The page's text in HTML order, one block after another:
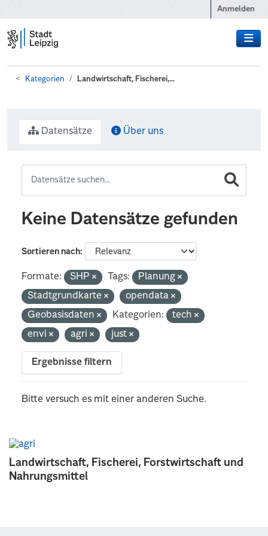
Anmelden
Kategorien Landwirtschaft, Fischerei,...
Landwirtschaft, Fischerei, Forstwirtschaft und
Nahrungsmittel
Datensätze Über uns
Keine Datensätze gefunden
Sortieren nach
Formate: SHP Tags:
Planung
Stadtgrundkarte
opendata
Geobasisdaten
Kategorien:
tech
envi
agri just
Ergebnisse filtern
Bitte versuch es mit einer anderen Suche.